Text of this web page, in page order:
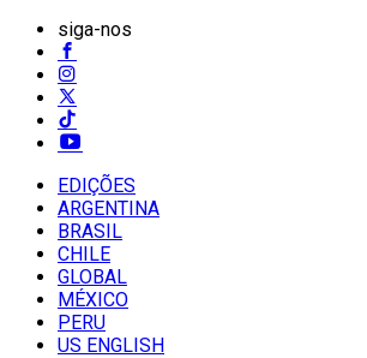
siga-nos
EDIÇÕES
ARGENTINA
BRASIL
CHILE
GLOBAL
MÉXICO
PERU
US ENGLISH